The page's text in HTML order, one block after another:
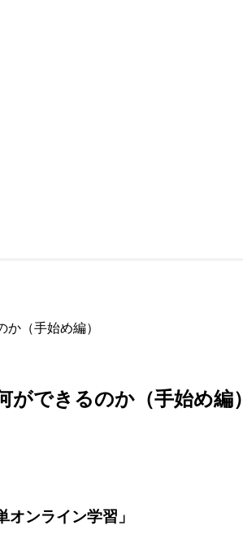
（手始め編）
できるのか（手始め編）
ンライン学習」